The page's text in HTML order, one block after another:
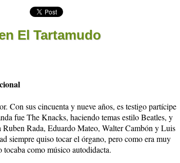
El Tartamudo
Con sus cincuenta y nueve años, es testigo partícipe
fue The Knacks, haciendo temas estilo Beatles, y
Rada, Eduardo Mateo, Walter Cambón y Luis
siempre quiso tocar el órgano, pero como era muy
como músico autodidacta.